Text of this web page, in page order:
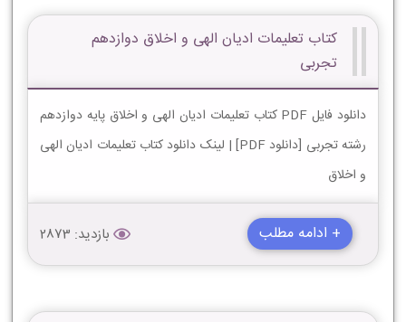
کتاب تعلیمات ادیان الهی و اخلاق دوازدهم
تجربی
دانلود فایل PDF کتاب تعلیمات ادیان الهی و اخلاق پایه دوازدهم
رشته تجربی [دانلود PDF] | لینک دانلود کتاب تعلیمات ادیان الهی
و اخلاق
+ ادامه مطلب بازدید: 2873